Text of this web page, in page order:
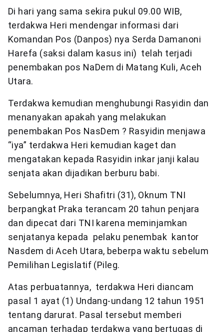
Di hari yang sama sekira pukul 09.00 WIB,
terdakwa Heri mendengar informasi dari
Komandan Pos (Danpos) nya Serda Damanoni
Harefa (saksi dalam kasus ini) telah terjadi
penembakan pos NaDem di Matang Kuli, Aceh
Utara.
Terdakwa kemudian menghubungi Rasyidin dan
menanyakan apakah yang melakukan
penembakan Pos NasDem ? Rasyidin menjawa
“iya” terdakwa Heri kemudian kaget dan
mengatakan kepada Rasyidin inkar janji kalau
senjata akan dijadikan berburu babi.
Sebelumnya, Heri Shafitri (31), Oknum TNI
berpangkat Praka terancam 20 tahun penjara
dan dipecat dari TNI karena meminjamkan
senjatanya kepada pelaku penembak kantor
Nasdem di Aceh Utara, beberpa waktu sebelum
Pemilihan Legislatif (Pileg.
Atas perbuatannya, terdakwa Heri diancam
pasal 1 ayat (1) Undang-undang 12 tahun 1951
tentang darurat. Pasal tersebut memberi
ancaman terhadap terdakwa yang bertugas di